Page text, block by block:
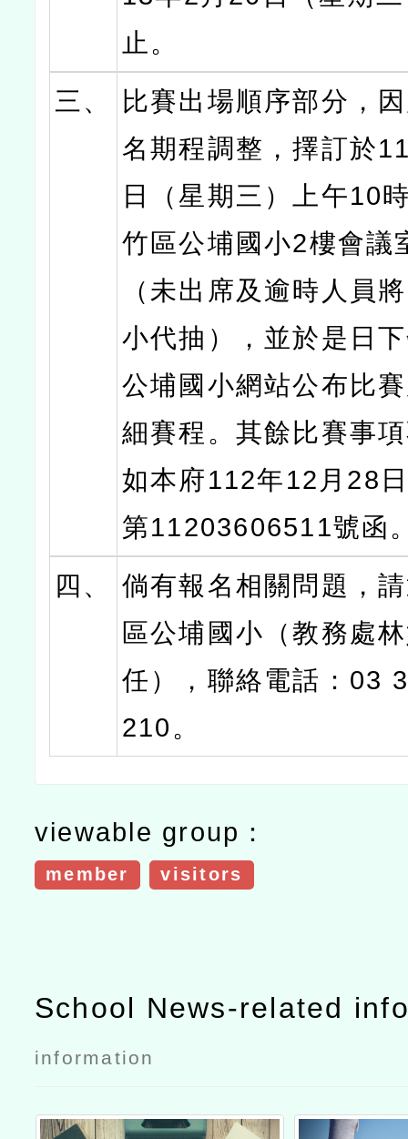
止。
三、
比賽出場順序部分，
名期程調整，擇訂於
日（星期三）上午10
竹區公埔國小2樓會議
（未出席及逾時人員
小代抽），並於是日
公埔國小網站公布比
細賽程。其餘比賽事
如本府112年12月28
第11203606511號函
四、
倘有報名相關問題，
區公埔國小（教務處
任），聯絡電話：03
210。
viewable group：
member visitors
School News-related
information